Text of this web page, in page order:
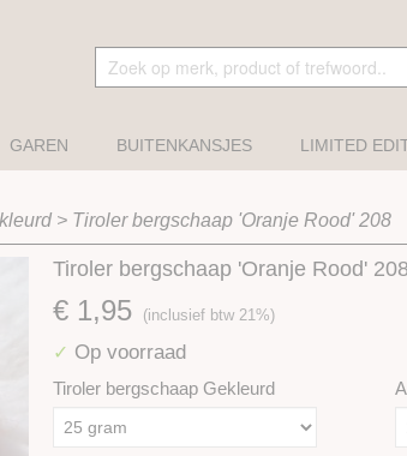
GAREN BUITENKANSJES LIMITED
> Tiroler bergschaap 'Oranje Rood' 208
Tiroler bergschaap 'Oranje Rood' 208
€ 1,95 (inclusief btw 21%)
✓ Op voorraad
Tiroler bergschaap Gekleurd